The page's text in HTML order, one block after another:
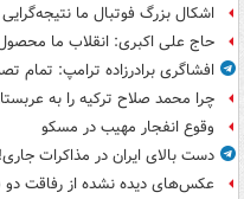
اشکال بزرگ فوتبال ما
حاج علی اکبری: انقلاب ما
افشاگری برادرزاده ترامپ:
چرا محمد صلاح ترکیه را به
وقوع انفجار مهیب در مسکو
دست بالای ایران در مذاکرات جاری!
عکس‌های دیده نشده از رفاقت دو